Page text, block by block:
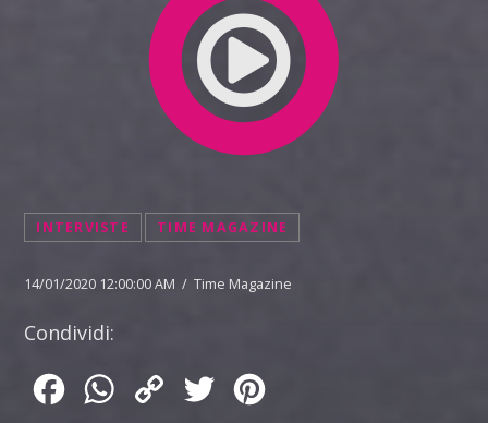
INTERVISTE TIME MAGAZINE
14/01/2020 12:00:00 AM / Time Magazine
Condividi:
FacebookWhatsApp
Copy
Twitter